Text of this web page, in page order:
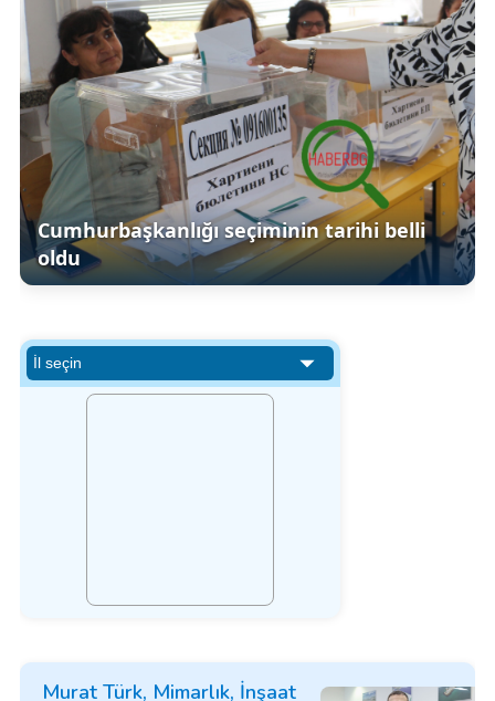
Cumhurbaşkanlığı seçiminin tarihi belli
oldu
Murat Türk, Mimarlık, İnşaat